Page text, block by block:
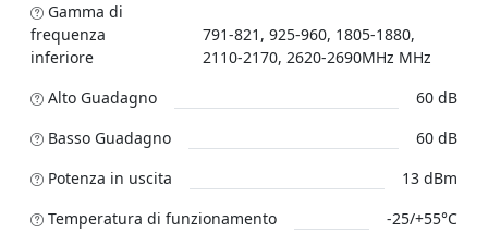
Gamma di
frequenza
inferiore
791-821, 925-960, 1805-1880,
2110-2170, 2620-2690MHz MHz
Alto Guadagno
60 dB
Basso Guadagno
60 dB
Potenza in uscita
13 dBm
Temperatura di funzionamento
-25/+55°C